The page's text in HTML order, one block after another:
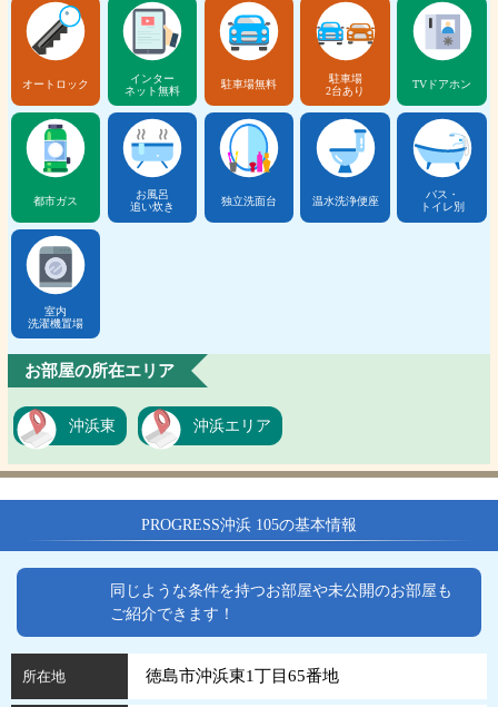
オートロック
インター
ネット無料
駐車場無料
駐車場
2台あり
TVドアホン
都市ガス
お風呂
追い炊き
独立洗面台 温水洗浄便座
バス・
トイレ別
室内
洗濯機置場
お部屋の所在エリア
沖浜東 沖浜エリア
PROGRESS沖浜 105の基本情報
同じような条件を持つお部屋や未公開のお部屋も
ご紹介できます！
所在地 徳島市沖浜東1丁目65番地